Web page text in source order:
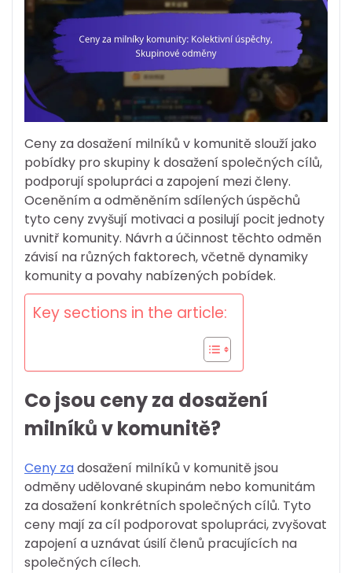
Ceny za dosažení milníků v komunitě slouží jako
pobídky pro skupiny k dosažení společných cílů,
podporují spolupráci a zapojení mezi členy.
Oceněním a odměněním sdílených úspěchů
tyto ceny zvyšují motivaci a posilují pocit jednoty
uvnitř komunity. Návrh a účinnost těchto odměn
závisí na různých faktorech, včetně dynamiky
komunity a povahy nabízených pobídek.
Key sections in the article:
Co jsou ceny za dosažení
milníků v komunitě?
Ceny zadosažení milníků v komunitě jsou
odměny udělované skupinám nebo komunitám
za dosažení konkrétních společných cílů. Tyto
ceny mají za cíl podporovat spolupráci, zvyšovat
zapojení a uznávat úsilí členů pracujících na
společných cílech.